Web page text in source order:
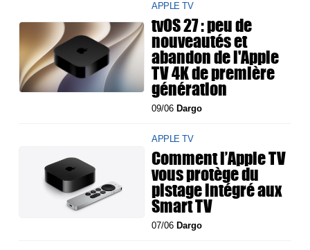
APPLE TV
tvOS 27 : peu de
nouveautés et
abandon de l'Apple
TV 4K de première
génération
09/06 Dargo
APPLE TV
Comment l’Apple TV
vous protège du
pistage intégré aux
Smart TV
07/06 Dargo